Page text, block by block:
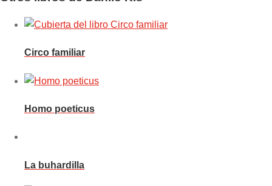
Circo familiar
Homo poeticus
La buhardilla